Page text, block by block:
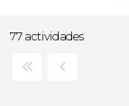
77 actividades